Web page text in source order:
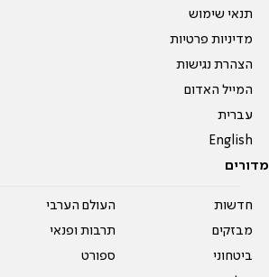
תנאי שימוש
מדיניות פרטיות
הצהרת נגישות
המייל האדום
עברית
English
מדורים
חדשות
מבזקים
ביטחוני
העולם הערבי
תרבות ופנאי
ספורט